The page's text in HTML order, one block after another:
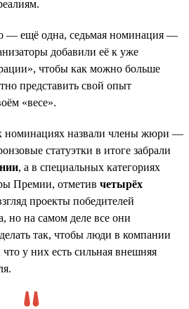
— ещё одна, седьмая номинация —
добавили её к уже
чтобы как можно больше
представить свой опыт
«весе».
номинациях назвали члены жюри —
статуэтки в итоге забрали
, а в специальных категориях
Премии, отметив четырёх
проекты победителей
но на самом деле все они
так, чтобы люди в компании
у них есть сильная внешняя